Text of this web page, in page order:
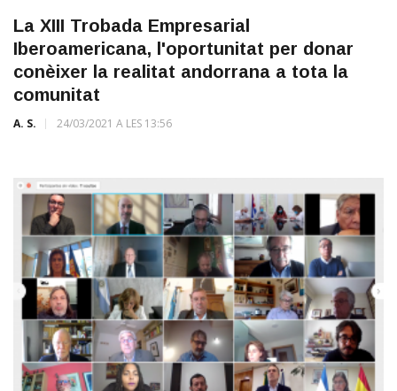
La XIII Trobada Empresarial
Iberoamericana, l'oportunitat per donar
conèixer la realitat andorrana a tota la
comunitat
A. S. 24/03/2021 A LES 13:56